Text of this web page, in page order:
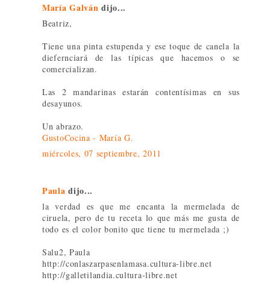
María Galván dijo...
Beatriz,
Tiene una pinta estupenda y ese toque de canela la
diefernciará de las típicas que hacemos o se
comercializan.
Las 2 mandarinas estarán contentísimas en sus
desayunos.
Un abrazo.
GustoCocina - María G.
miércoles, 07 septiembre, 2011
Paula dijo...
la verdad es que me encanta la mermelada de
ciruela, pero de tu receta lo que más me gusta de
todo es el color bonito que tiene tu mermelada ;)
Salu2, Paula
http://conlaszarpasenlamasa.cultura-libre.net
http://galletilandia.cultura-libre.net